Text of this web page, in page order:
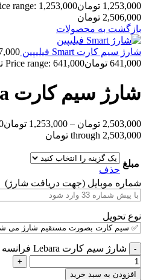
1,253,000 تومان
2,506,000 تومان
بازگشت به محصولات
شارژ سیم کارت Smart فیلیپین
641,000 تومانPrice range: 641,000 تومان through 1,067,000 تومان
شارژ سیم کارت Lebara فرانسه
2,503,000 تومان –
1,253,000 تومان
through 2,503,000 تومان
مبلغ
حذف
شماره موبایل (جهت دریافت شارژ)
نوع تحویل
شارژ سیم کارت Lebara فرانسه عدد
افزودن به سبد خرید